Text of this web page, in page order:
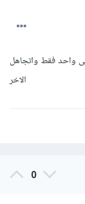
واحد فقط واتجاهل
الاخر
0